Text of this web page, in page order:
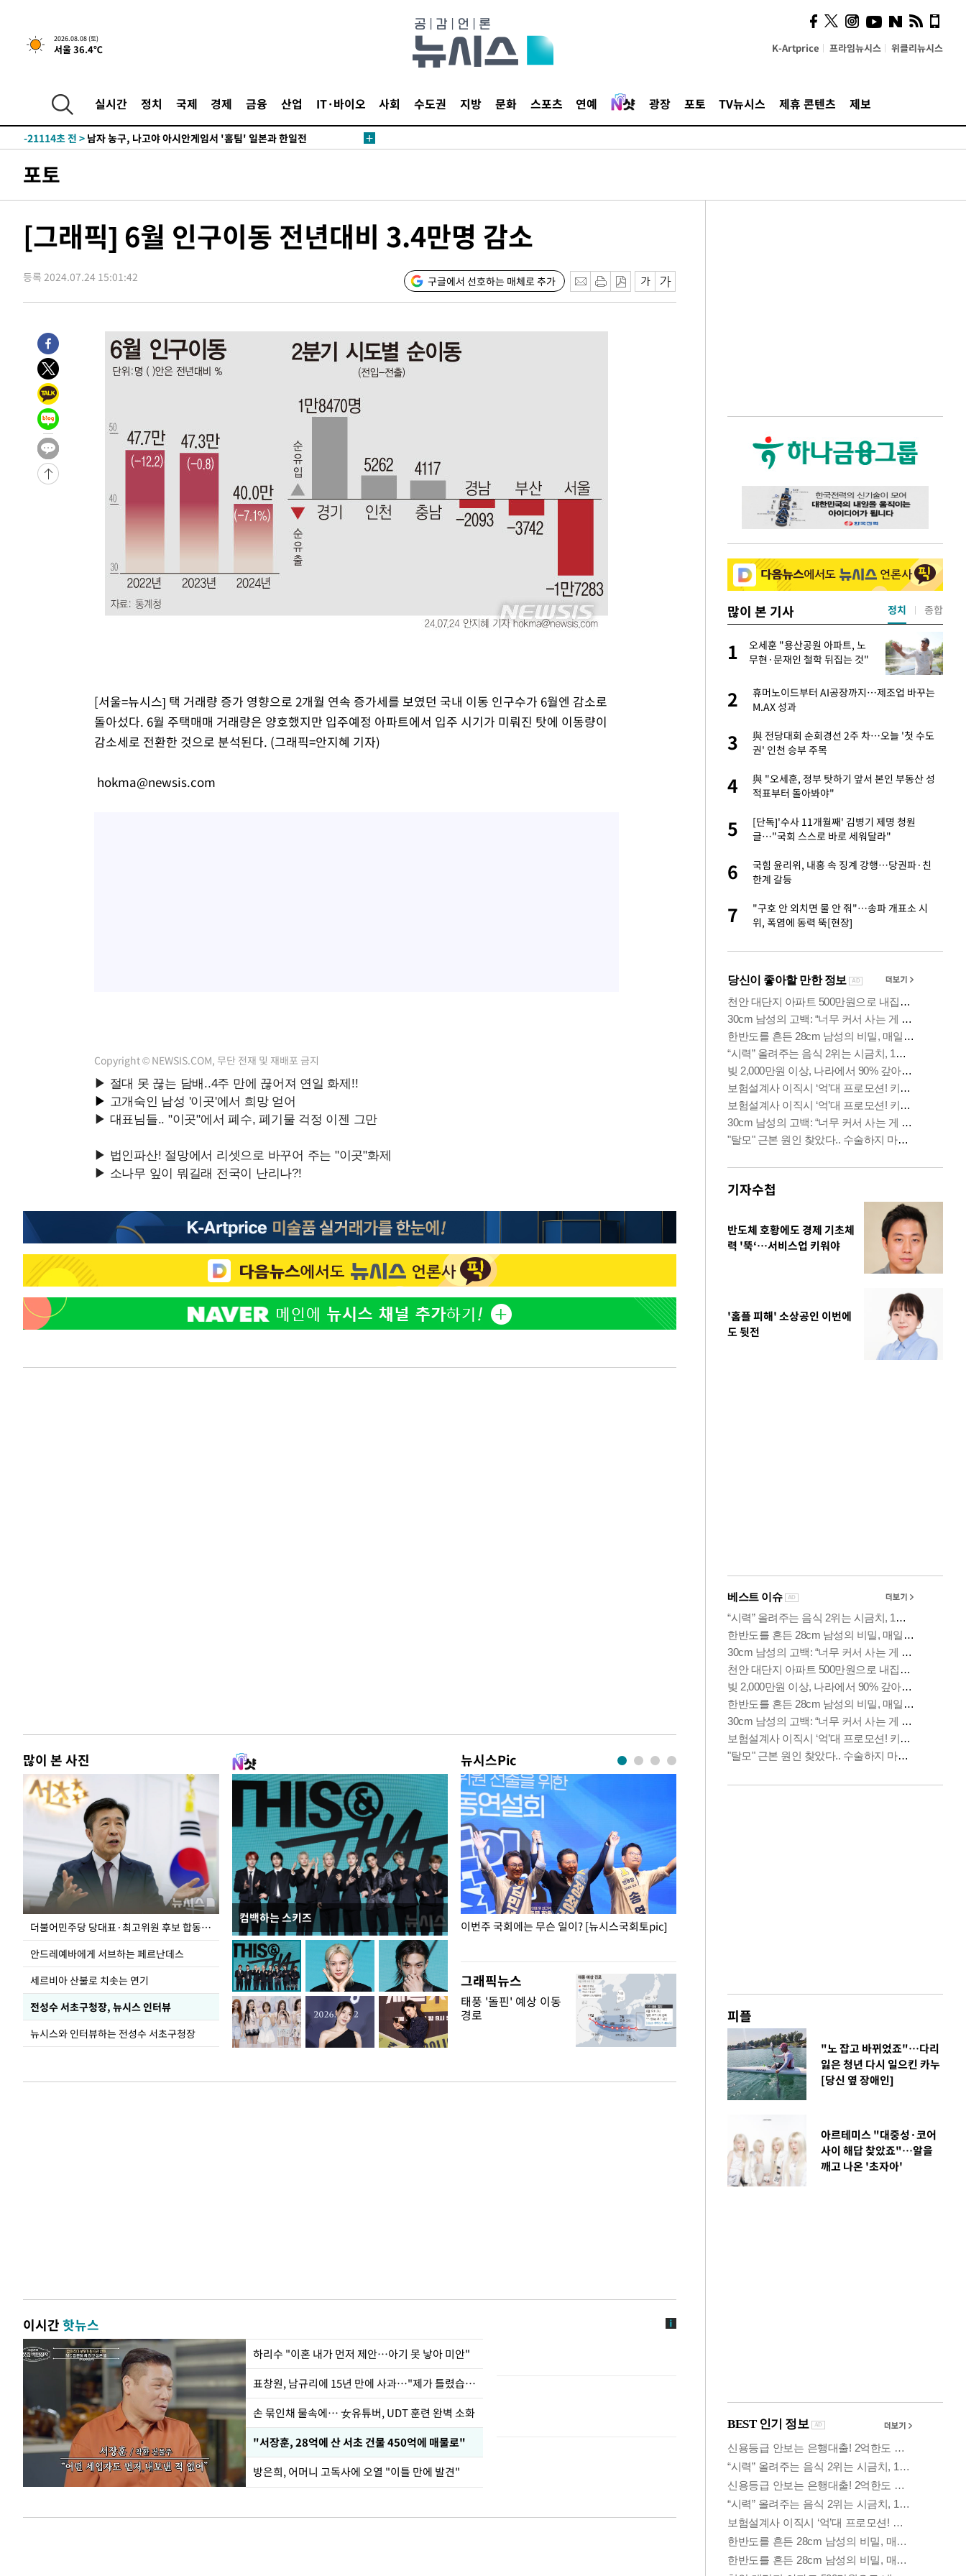
2026.08.08 (토)
서울 36.4℃ K-Artprice 프라임뉴시스 위클리뉴시스
실시간 정치 국제 경제 금융 산업 IT·바이오 사회 수도권 지방 문화 스포츠 연예 광장 포토 TV뉴시스 제휴 콘텐츠 제보
1시간 전 >[속보]뉴욕증시 상승 마감…S&P 0.6% 나스닥 1.3%↑
-29763초 전 >강릉에 시간당 81.4㎜ 물폭탄…도로 잠기고 담벼락 붕괴
-23580초 전 >
선재도서 해루질 나섰다 실종 60대, 닷새 만에 숨진 채 발견
-21114초 전 >
-20490초 전 > 여수 오동도 해상서 모터보트 전복…1명 사망·1명 실종
주 날씨]
-13735초 전 >
-12252초 전 >[속보]'압수수색·성접대 논란' 축구협회 "실망과 걱정 안겨드려 죄
1시간 전 >[속보]뉴욕증시 상승 마감…S&P 0.6% 나스닥 1.3%↑
-25870초 전 >백운산서 80년근 천종산삼 9뿌리 발견…감정가 1.3억원
-23580초 전 >선재도서 해루질 나섰다 실종 60대, 닷새 만에 숨진 채 발견
-20490초 전 >
여수 오동도 해상서 모터보트 전복…1명 사망·1명 실종
-16717초 전 >
극한폭염 한풀 꺾이지만…'낮 최고 35도' 무더위, 열대야 계속[다음
주 날씨]
-13735초 전 >
축구협회 "압수수색·성접대 논란 사과…쇄신의 기회로 삼겠다"
-12252초 전 >
[속보]'압수수색·성접대 논란' 축구협회 "실망과 걱정 안겨드려 죄
송"
-873초 전 >
'최고 37도' 폭염 지속…강원동해안 최대 150㎜ 비
1시간 전 >
[속보]뉴욕증시 상승 마감…S&P 0.6% 나스닥 1.3%↑
포토
[그래픽] 6월 인구이동 전년대비 3.4만명 감소
등록 2024.07.24 15:01:42 구글에서 선호하는 매체로 추가
[서울=뉴시스] 택 거래량 증가 영향으로 2개월 연속 증가세를 보였던 국내 이동 인구수가 6월엔 감소로
돌아섰다. 6월 주택매매 거래량은 양호했지만 입주예정 아파트에서 입주 시기가 미뤄진 탓에 이동량이
감소세로 전환한 것으로 분석된다. (그래픽=안지혜 기자)
hokma@newsis.com
Copyright © NEWSIS.COM, 무단 전재 및 재배포 금지
많이 본 사진
더불어민주당 당대표·최고위원 후보 합동연설회
안드레예바에게 서브하는 페르난데스
세르비아 산불로 치솟는 연기
전성수 서초구청장, 뉴시스 인터뷰
뉴시스와 인터뷰하는 전성수 서초구청장
컴백하는 스키즈
뉴시스Pic
이 대통령, 국가폭력 피해자에 위로·사과…"국가
가 책임지고 치유"
이번주 국회에는 무슨 일이? [뉴시스국회토pic]
그래픽뉴스
태풍 '돌핀' 예상 이동
경로
이시간핫뉴스
하리수 "이혼 내가 먼저 제안…아기 못 낳아 미안"
표창원, 남규리에 15년 만에 사과…"제가 틀렸습니다"
손 묶인채 물속에… 女유튜버, UDT 훈련 완벽 소화
"서장훈, 28억에 산 서초 건물 450억에 매물로"
방은희, 어머니 고독사에 오열 "이틀 만에 발견"
많이 본 기사
2
라', 일주일 써보니
1
오세훈 "용산공원 아파트, 노
무현·문재인 철학 뒤집는 것"
2
휴머노이드부터 AI공장까지…제조업 바꾸는
M.AX 성과
3
與 전당대회 순회경선 2주 차…오늘 '첫 수도
권' 인천 승부 주목
4
與 "오세훈, 정부 탓하기 앞서 본인 부동산 성
적표부터 돌아봐야"
5
[단독]'수사 11개월째' 김병기 제명 청원
글…"국회 스스로 바로 세워달라"
6
국힘 윤리위, 내홍 속 징계 강행…당권파·친
한계 갈등
7
"구호 안 외치면 물 안 줘"…송파 개표소 시
위, 폭염에 동력 뚝[현장]
정치 종합
기자수첩
반도체 호황에도 경제 기초체
력 '뚝‘…서비스업 키워야
'홈플 피해' 소상공인 이번에
도 뒷전
피플
"노 잡고 바뀌었죠"…다리
잃은 청년 다시 일으킨 카누
[당신 옆 장애인]
아르테미스 "대중성·코어
사이 해답 찾았죠"…알을
깨고 나온 '초자아'